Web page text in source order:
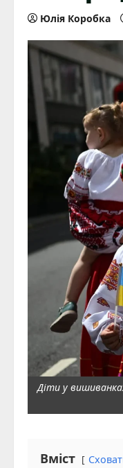
Юлія Коробка
Діти у
Вміст